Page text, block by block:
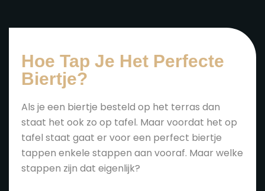
Hoe Tap Je Het Perfecte
Biertje?
Als je een biertje besteld op het terras dan
staat het ook zo op tafel. Maar voordat het op
tafel staat gaat er voor een perfect biertje
tappen enkele stappen aan vooraf. Maar welke
stappen zijn dat eigenlijk?